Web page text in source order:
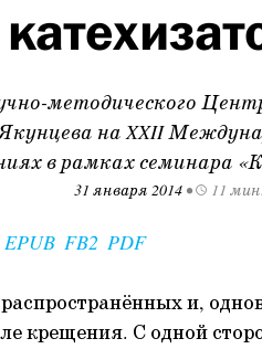
методического
на XXII
в рамках семинара
31 января 2014• 11 мин.
EPUB FB2 PDF
и,
крещения. С одной